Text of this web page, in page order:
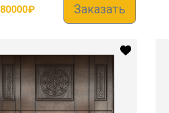
80000₽ Заказать